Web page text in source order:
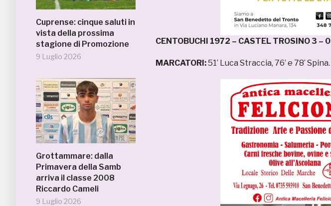
Cuprense: cinque saluti in
vista della prossima
stagione di Promozione
9 Luglio 2026
Grottammare: dalla
Primavera della Samb
arriva il classe 2008
Riccardo Cameli
9 Luglio 2026
CENTOBUCHI 1972 – CASTEL TROSINO 3 – 0
MARCATORI:51’ Luca Straccia, 76’ e 78’ Spina.